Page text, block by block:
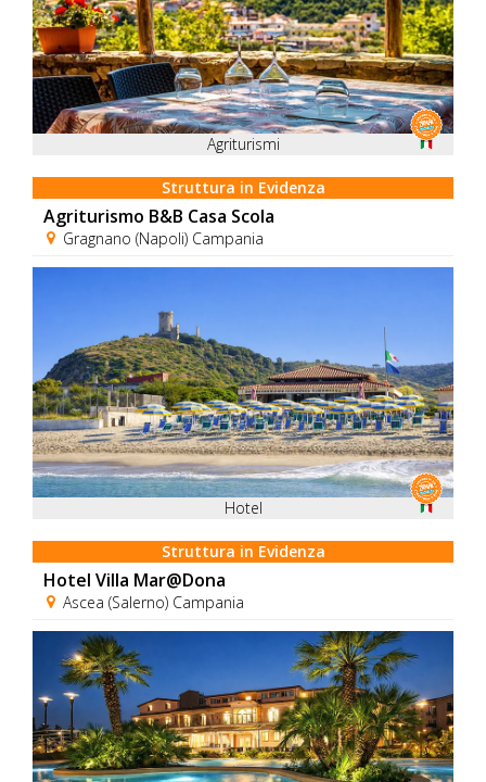
Agriturismi
Struttura in Evidenza
Agriturismo B&B Casa Scola
Gragnano (Napoli) Campania
Hotel
Struttura in Evidenza
Hotel Villa Mar@Dona
Ascea (Salerno) Campania